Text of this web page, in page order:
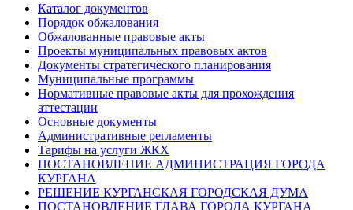
Каталог документов
Порядок обжалования
Обжалованные правовые акты
Проекты муниципальных правовых актов
Документы стратегического планирования
Муниципальные программы
Нормативные правовые акты для прохождения
аттестации
Основные документы
Административные регламенты
Тарифы на услуги ЖКХ
ПОСТАНОВЛЕНИЕ АДМИНИСТРАЦИЯ ГОРОДА
КУРГАНА
РЕШЕНИЕ КУРГАНСКАЯ ГОРОДСКАЯ ДУМА
ПОСТАНОВЛЕНИЕ ГЛАВА ГОРОДА КУРГАНА